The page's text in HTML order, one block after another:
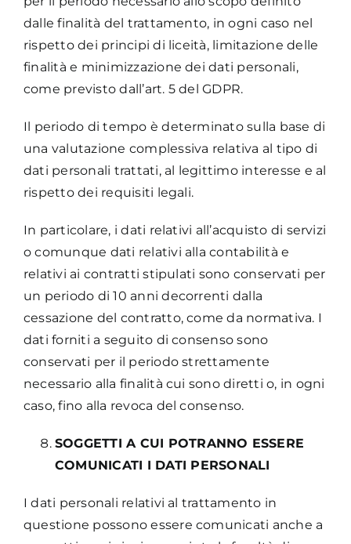
dalle finalità del trattamento, in ogni caso nel
rispetto dei principi di liceità, limitazione delle
finalità e minimizzazione dei dati personali,
come previsto dall’art. 5 del GDPR.
Il periodo di tempo è determinato sulla base di
una valutazione complessiva relativa al tipo di
dati personali trattati, al legittimo interesse e al
rispetto dei requisiti legali.
In particolare, i dati relativi all’acquisto di servizi
o comunque dati relativi alla contabilità e
relativi ai contratti stipulati sono conservati per
un periodo di 10 anni decorrenti dalla
cessazione del contratto, come da normativa. I
dati forniti a seguito di consenso sono
conservati per il periodo strettamente
necessario alla finalità cui sono diretti o, in ogni
caso, fino alla revoca del consenso.
SOGGETTI A CUI POTRANNO ESSERE
COMUNICATI I DATI PERSONALI
I dati personali relativi al trattamento in
questione possono essere comunicati anche a